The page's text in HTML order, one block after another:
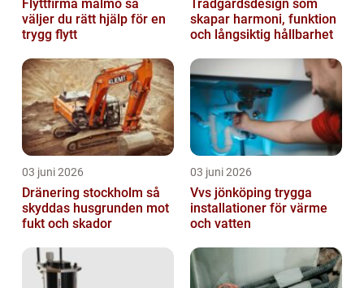
Flyttfirma malmö så
väljer du rätt hjälp för en
trygg flytt
Trädgårdsdesign som
skapar harmoni, funktion
och långsiktig hållbarhet
03 juni 2026
Dränering stockholm så
skyddas husgrunden mot
fukt och skador
03 juni 2026
Vvs jönköping trygga
installationer för värme
och vatten